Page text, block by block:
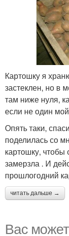
Картошку я
застеклен, но в
там ниже нуля,
если не один
Опять таки,
поделилась со
картошку, чтобы
замерзла . И
прошлогодний
читать дальше →
Вас